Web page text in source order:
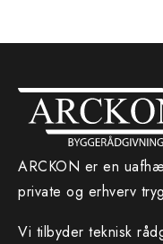
ARCKON er en
private og erhverv
Vi tilbyder teknisk